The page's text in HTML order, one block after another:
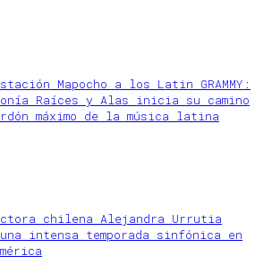
Mapocho a los Latin GRAMMY:
Raíces y Alas inicia su camino
máximo de la música latina
chilena Alejandra Urrutia
intensa temporada sinfónica en